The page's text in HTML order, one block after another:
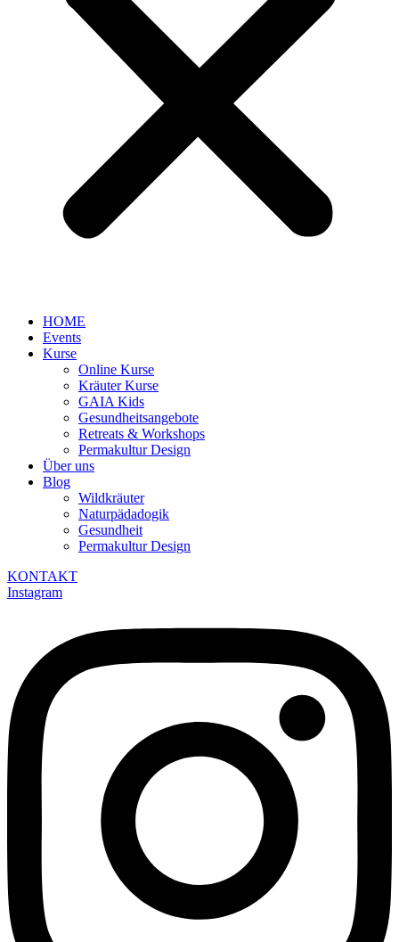
HOME
Events
Kurse
Online Kurse
Kräuter Kurse
GAIA Kids
Gesundheitsangebote
Retreats & Workshops
Permakultur Design
Über uns
Blog
Wildkräuter
Naturpädadogik
Gesundheit
Permakultur Design
KONTAKT
Instagram